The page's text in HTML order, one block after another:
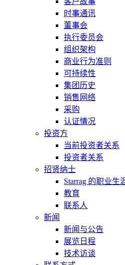
时事通讯
董事会
执行委员会
组织架构
商业行为准则
可持续性
集团历史
销售网络
采购
认证情况
投资方
当前投资者关系
投资者关系
招贤纳士
Starrag 的职业生
教育
联系人
新闻
新闻与公告
展览日程
技术访谈